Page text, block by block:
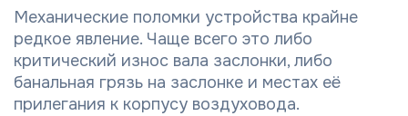
Механические поломки устройства крайне
редкое явление. Чаще всего это либо
критический износ вала заслонки, либо
банальная грязь на заслонке и местах её
прилегания к корпусу воздуховода.